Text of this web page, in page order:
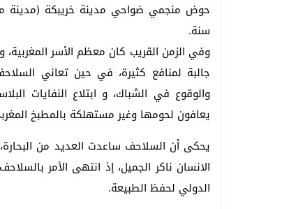
سنة.
وفي الزمن القريب كان معظم الأسر
جالبة لمنافع كثيرة، في حين تعاني
والوقوع في الشباك، و ابتلاع النفايات
يعافون لحومها وغير مستهلكة بالمطبخ
يحكى أن السلاحف ساعدت العديد من
الانسان ناكر الجميل، إذ انتهى الأمر
الدولي لحفظ الطبيعة.